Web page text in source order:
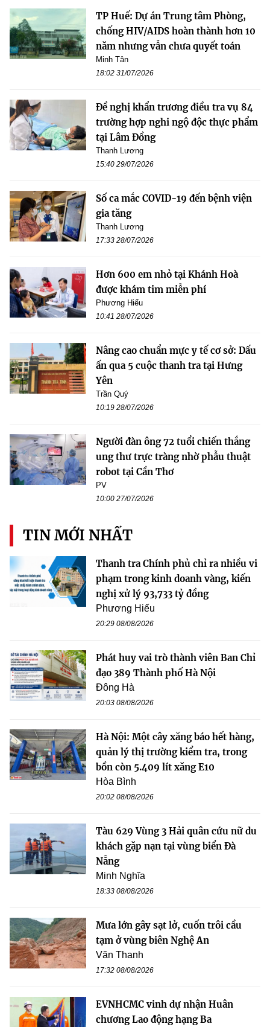
TP Huế: Dự án Trung tâm Phòng,
chống HIV/AIDS hoàn thành hơn 10
năm nhưng vẫn chưa quyết toán
Minh Tân
18:02 31/07/2026
Đề nghị khẩn trương điều tra vụ 84
trường hợp nghi ngộ độc thực phẩm
tại Lâm Đồng
Thanh Lương
15:40 29/07/2026
Số ca mắc COVID-19 đến bệnh viện
gia tăng
Thanh Lương
17:33 28/07/2026
Hơn 600 em nhỏ tại Khánh Hoà
được khám tim miễn phí
Phương Hiếu
10:41 28/07/2026
Nâng cao chuẩn mực y tế cơ sở: Dấu
ấn qua 5 cuộc thanh tra tại Hưng
Yên
Trần Quý
10:19 28/07/2026
Người đàn ông 72 tuổi chiến thắng
ung thư trực tràng nhờ phẫu thuật
robot tại Cần Thơ
PV
10:00 27/07/2026
TIN MỚI NHẤT
Thanh tra Chính phủ chỉ ra nhiều vi
phạm trong kinh doanh vàng, kiến
nghị xử lý 93,733 tỷ đồng
Phương Hiếu
20:29 08/08/2026
Phát huy vai trò thành viên Ban Chỉ
đạo 389 Thành phố Hà Nội
Đông Hà
20:03 08/08/2026
Hà Nội: Một cây xăng báo hết hàng,
quản lý thị trường kiểm tra, trong
bồn còn 5.409 lít xăng E10
Hòa Bình
20:02 08/08/2026
Tàu 629 Vùng 3 Hải quân cứu nữ du
khách gặp nạn tại vùng biển Đà
Nẵng
Minh Nghĩa
18:33 08/08/2026
Mưa lớn gây sạt lở, cuốn trôi cầu
tạm ở vùng biên Nghệ An
Văn Thanh
17:32 08/08/2026
EVNHCMC vinh dự nhận Huân
chương Lao động hạng Ba